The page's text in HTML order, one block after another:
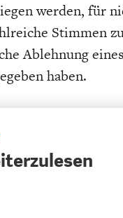
werden, für
Stimmen
Ablehnung eines
haben.